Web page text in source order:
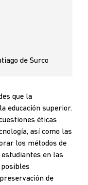
de Surco
que la
educación superior.
éticas
así como las
los métodos de
en las
de